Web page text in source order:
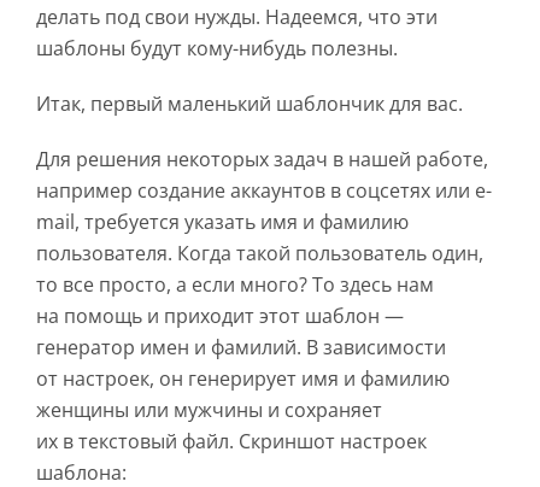
делать под свои нужды. Надеемся, что эти
шаблоны будут кому-нибудь полезны.
Итак, первый маленький шаблончик для вас.
Для решения некоторых задач в нашей работе,
например создание аккаунтов в соцсетях или e-
mail, требуется указать имя и фамилию
пользователя. Когда такой пользователь один,
то все просто, а если много? То здесь нам
на помощь и приходит этот шаблон —
генератор имен и фамилий. В зависимости
от настроек, он генерирует имя и фамилию
женщины или мужчины и сохраняет
их в текстовый файл. Скриншот настроек
шаблона: